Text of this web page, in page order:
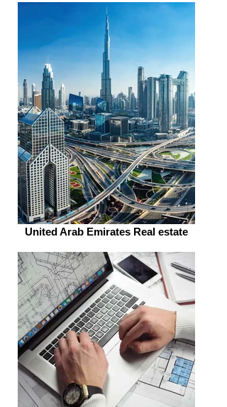
United Arab Emirates Real estate